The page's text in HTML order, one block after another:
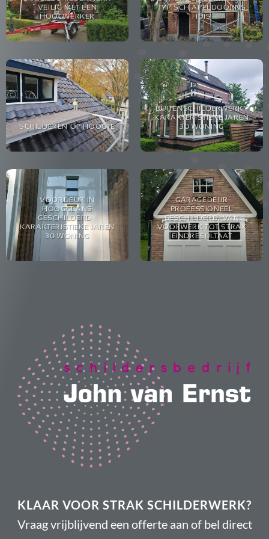
VEILIG MET EEN
HOOGWERKER
TYPISCH APELDOORNS
HUIS
SCHILDEREN OP HOOGTE
BUITENSCHILDERWERK –
KARAKTERISTIEKE JAREN
30 WONING
VOORDEUR IN
HOOGGLANS
GESCHILDERD –
KARAKTERISTIEKE JAREN
30 WONING
GARAGEDEUR
PROFESSIONEEL
GESCHILDERD, VAN
VOORWERK TOT STRAK
EINDRESULTAAT
KLAAR VOOR STRAK SCHILDERWERK?
Vraag vrijblijvend een offerte aan of bel direct